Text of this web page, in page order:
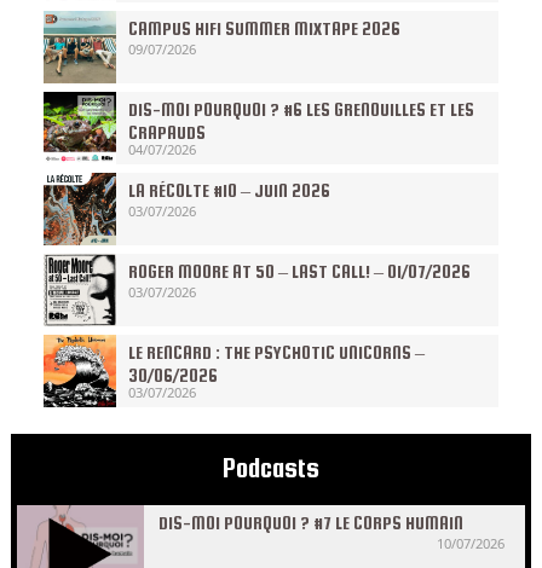
CAMPUS HIFI SUMMER MIXTAPE 2026
09/07/2026
DIS-MOI POURQUOI ? #6 LES GRENOUILLES ET LES
CRAPAUDS
04/07/2026
LA RÉCOLTE #10 – JUIN 2026
03/07/2026
ROGER MOORE AT 50 – LAST CALL! – 01/07/2026
03/07/2026
LE RENCARD : THE PSYCHOTIC UNICORNS –
30/06/2026
03/07/2026
Podcasts
DIS-MOI POURQUOI ? #7 LE CORPS HUMAIN
10/07/2026